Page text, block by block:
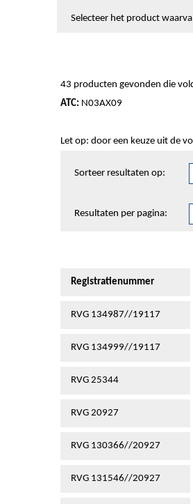
Selecteer het product
43 producten gevonden die
ATC: N03AX09
Let op: door een keuze uit de
en
Sorteer resultaten op:
Resultaten per pagina:
Registratienummer
RVG 134987//19117
RVG 134999//19117
RVG 25344
RVG 20927
RVG 130366//20927
RVG 131546//20927